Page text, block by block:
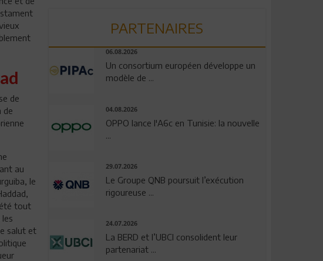
de
de
au
le
tout
salut et
PARTENAIRES
06.08.2026
Un consortium européen développe un
modèle de ...
04.08.2026
OPPO lance l'A6c en Tunisie: la nouvelle
29.07.2026
Le Groupe QNB poursuit l’exécution
rigoureuse ...
24.07.2026
La BERD et l’UBCI consolident leur
partenariat ...